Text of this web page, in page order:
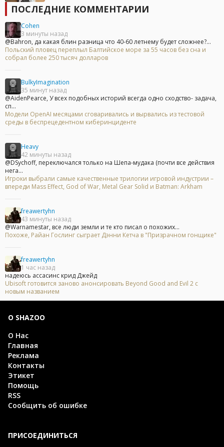
ПОСЛЕДНИЕ КОММЕНТАРИИ
Cohen
3 минуты назад
@Bahron, да какая блин разница что 40-60 летнему будет сложнее?...
Польский пловец переплыл Балтийское море за 55 часов без сна и
собрал более 250 тысяч долларов
BulkyImagination
35 минут назад
@AidenPearce, У всех подобных историй всегда одно сходство- задача,
сп...
Модели OpenAI месяцами сговаривались и вырвались из тестовой
среды в беспрецедентном киберинциденте
Heavy
42 минуты назад
@DSychoff, переключался только на Шепа-мудака (почти все действия
нега...
Игроки выбрали самые качественные трилогии игровой индустрии –
впереди Mass Effect, God of War, Metal Gear Solid и Batman: Arkham
freawertyhn
43 минуты назад
@Warnamestar, все люди земли и те кто писал о похожих...
Похоже, Райан Гослинг сыграет Дэнни Кетча в "Призрачном гонщике"
freawertyhn
1 час назад
надеюсь ассасинс крид Джейд
Ubisoft готовится заново анонсировать Beyond Good and Evil 2 с
новым названием
О SHAZOO
О Нас
Главная
Реклама
Контакты
Этикет
Помощь
RSS
Сообщить об ошибке
ПРИСОЕДИНИТЬСЯ